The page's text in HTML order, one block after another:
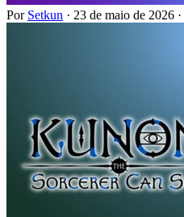
Por Setkun · 23 de maio de 2026 ·